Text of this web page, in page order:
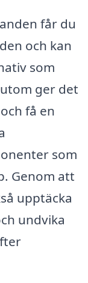
får du
och kan
som
ger det
få en
som
Genom att
upptäcka
undvika